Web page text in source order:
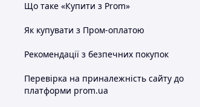
Що таке «Купити з Prom»
Як купувати з Пром-оплатою
Рекомендації з безпечних покупок
Перевірка на приналежність сайту до
платформи prom.ua